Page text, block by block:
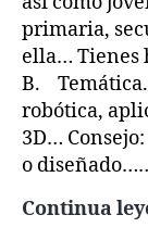
primaria,
ella… Tienes
B. Temática.
robótica,
3D…
o
Continua